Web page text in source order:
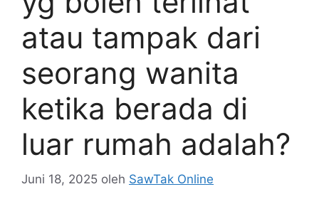
atau tampak dari
seorang wanita
ketika berada di
luar rumah adalah?
Juni 18, 2025 oleh SawTak Online